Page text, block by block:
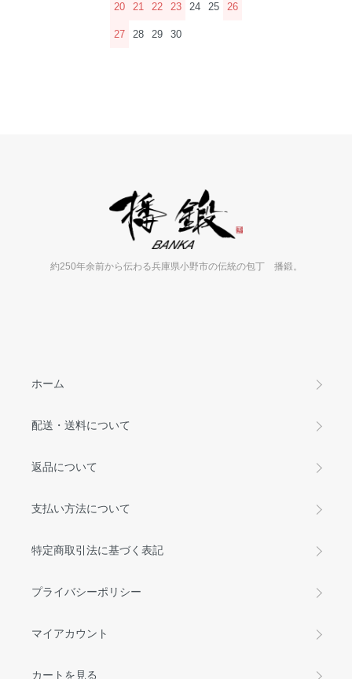
20 21 22 23 24 25 26
27 28 29 30
約250年余前から伝わる兵庫県小野市の伝統の包丁 播鍛。
ホーム
配送・送料について
返品について
支払い方法について
特定商取引法に基づく表記
プライバシーポリシー
マイアカウント
カートを見る